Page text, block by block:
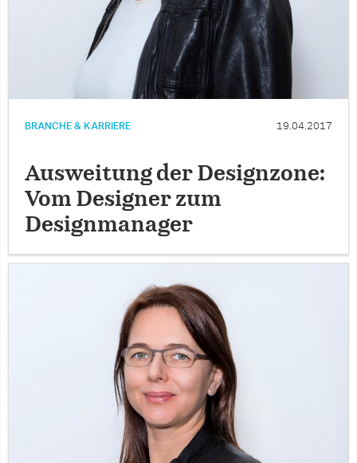
BRANCHE & KARRIERE 19.04.2017
Ausweitung der Designzone:
Vom Designer zum
Designmanager